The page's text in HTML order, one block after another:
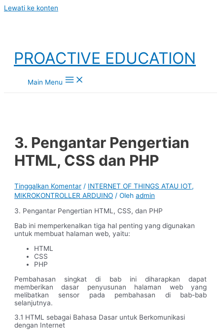
Lewati ke konten
PROACTIVE EDUCATION
Main Menu
3. Pengantar Pengertian
HTML, CSS dan PHP
Tinggalkan Komentar / INTERNET OF THINGS ATAU IOT,
MIKROKONTROLLER ARDUINO / Olehadmin
3. Pengantar Pengertian HTML, CSS, dan PHP
Bab ini memperkenalkan tiga hal penting yang digunakan
untuk membuat halaman web, yaitu:
HTML
CSS
PHP
Pembahasan singkat di bab ini diharapkan dapat
memberikan dasar penyusunan halaman web yang
melibatkan sensor pada pembahasan di bab-bab
selanjutnya.
3.1 HTML sebagai Bahasa Dasar untuk Berkomunikasi
dengan Internet